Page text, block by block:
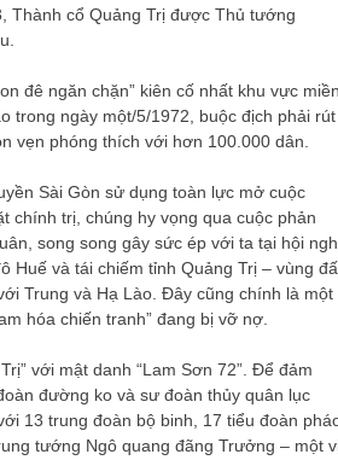
Thành cổ Quảng Trị được Thủ tướng
đê ngăn chặn” kiên cố nhất khu vực miền
trong ngày một/5/1972, buộc địch phải rút
vẹn phóng thích với hơn 100.000 dân.
Sài Gòn sử dụng toàn lực mở cuộc
chính trị, chúng hy vọng qua cuộc phản
song song gây sức ép với ta tại hội
Huế và tái chiếm tỉnh Quảng Trị – vùng
Trung và Hạ Lào. Đây cũng chính là một
hóa chiến tranh” đang bị vỡ nợ.
với mật danh “Lam Sơn 72”. Để đảm
đường ko và sư đoàn thủy quân lục
13 trung đoàn bộ binh, 17 tiểu đoàn
tướng Ngô quang đãng Trưởng – một